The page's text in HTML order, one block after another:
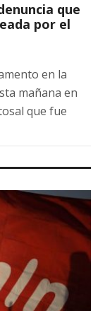
que
por el
en la
mañana en
que fue